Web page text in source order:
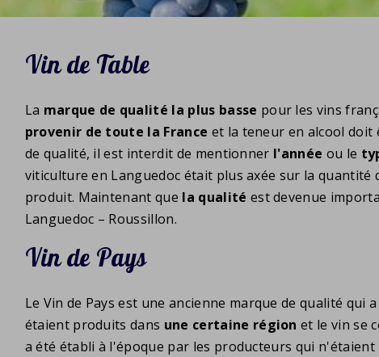
Vin de Table
La marque de qualité la plus basse pour les vins
provenir de toute la France et la teneur en alcool doit
de qualité, il est interdit de mentionner l'année ou le
viticulture en Languedoc était plus axée sur la
produit. Maintenant que la qualité est devenue
Languedoc – Roussillon.
Vin de Pays
Le Vin de Pays est une ancienne marque de qualité qui
étaient produits dans une certaine région et le vin se
a été établi à l'époque par les producteurs qui n'étaient